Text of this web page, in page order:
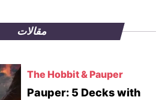
مقالات
The Hobbit & Pauper
Pauper: 5 Decks with